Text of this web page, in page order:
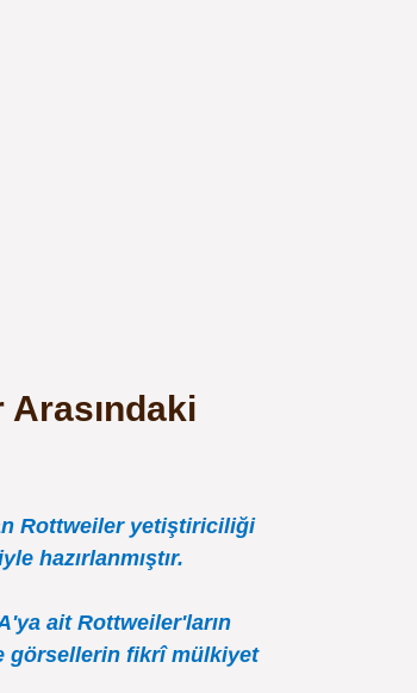
Rottweiler yetiştiriciliği
hazırlanmıştır.
ait Rottweiler'ların
görsellerin fikrî mülkiyet